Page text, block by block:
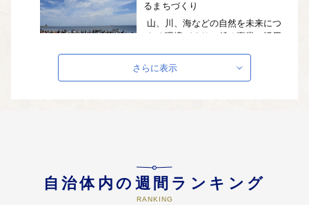
るまちづくり
山、川、海などの自然を未来につ
なぐ環境づくりに係る事業に活用
げるまちづくり」に活用させてい
ただきます。
さらに表示
自治体内の週間ランキング
RANKING